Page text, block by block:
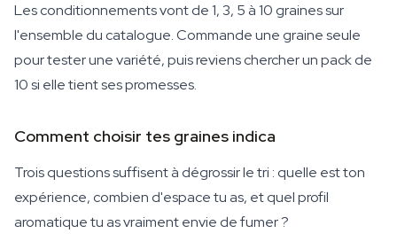
Les conditionnements vont de 1, 3, 5 à 10 graines sur
l'ensemble du catalogue. Commande une graine seule
pour tester une variété, puis reviens chercher un pack de
10 si elle tient ses promesses.
Comment choisir tes graines indica
Trois questions suffisent à dégrossir le tri : quelle est ton
expérience, combien d'espace tu as, et quel profil
aromatique tu as vraiment envie de fumer ?